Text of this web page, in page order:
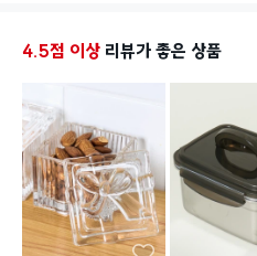
4.5점 이상 리뷰가 좋은 상품